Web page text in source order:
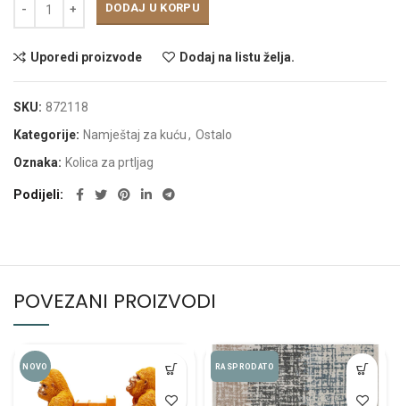
DODAJ U KORPU
Uporedi proizvode Dodaj na listu želja.
SKU: 872118
Kategorije: Namještaj za kuću, Ostalo
Oznaka: Kolica za prtljag
Podijeli
POVEZANI PROIZVODI
NOVO RASPRODATO